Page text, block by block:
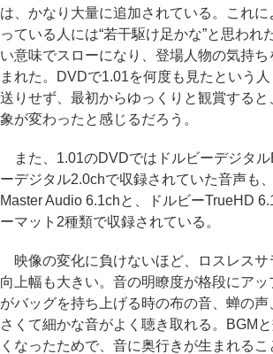
は、かなり大量に追加されている。これ
っている人には“若干駆け足かな”と思われ
い意味でスローになり、登場人物の気持
まれた。DVDで1.01を何度も見たという
送りせず、最初からゆっくりと観賞する
象が変わったと感じるだろう。
また、1.01のDVDではドルビーデジタル
ーデジタル2.0chで収録されていた音声も
Master Audio 6.1chと、ドルビーTrueHD
ーマット2種類で収録されている。
映像の変化に負けないほど、ロスレスサ
向上幅も大きい。音の明瞭度が格段にア
がバッグを持ち上げる時の布の音、蝉の
さくて細かな音がよく聴き取れる。BGM
くなったためで、音に奥行きが生まれる